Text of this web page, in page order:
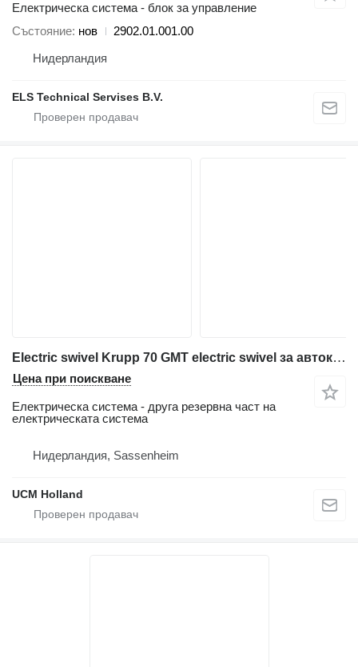
Електрическа система - блок за управление
Състояние нов
2902.01.001.00
Нидерландия
ELS Technical Servises B.V.
Electric swivel Krupp 70 GMT electric swivel за автокран
Цена при поискване
Електрическа система - друга резервна част на
електрическата система
Нидерландия, Sassenheim
UCM Holland